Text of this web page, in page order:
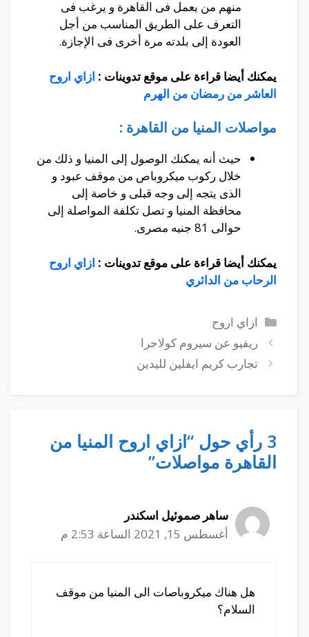
منهم من يعمل فى القاهرة و يرغب فى
التعرف على الطريق المناسب من أجل
العودة إلى بلدته مرة أخرى فى الإجازة.
يمكنك أيضا قراءة على موقع تدوينات : ازاي اروح
العاشر من رمضان من الهرم
مواصلات المنيا من القاهرة :
حيث أنه يمكنك الوصول إلى المنيا و ذلك من
خلال ركوب ميكروباص من موقف عبود و
الذى يتجه إلى وجه قبلى و خاصة إلى
محافظة المنيا و تصل تكلفة المواصلة إلى
حوالى 81 جنيه مصرى.
يمكنك أيضا قراءة على موقع تدوينات : ازاي اروح
الرحاب من الدائري
التصنيفات
ازاي اروح
ريفيو عن سيروم كولاجرا
تجارب كريم ايفلين لليدين
3 رأي حول “ازاي اروح المنيا من
القاهرة مواصلات”
ساهر صموئيل اسكندر
أغسطس 15, 2021 الساعة 2:53 م
هل هناك ميكروباصات الى المنيا من موقف
السلام؟